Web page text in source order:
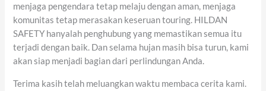
menjaga pengendara tetap melaju dengan aman, menjaga
komunitas tetap merasakan keseruan touring. HILDAN
SAFETY hanyalah penghubung yang memastikan semua itu
terjadi dengan baik. Dan selama hujan masih bisa turun, kami
akan siap menjadi bagian dari perlindungan Anda.
Terima kasih telah meluangkan waktu membaca cerita kami.